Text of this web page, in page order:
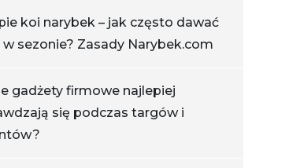
koi narybek – jak często dawać
w sezonie? Zasady Narybek.com
gadżety firmowe najlepiej
się podczas targów i